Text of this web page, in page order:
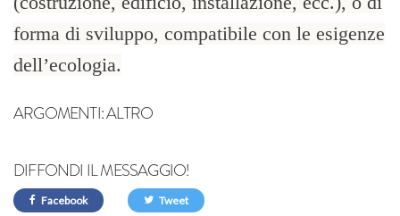
forma di sviluppo, compatibile con le esigenze
dell’ecologia.
ARGOMENTI:ALTRO
DIFFONDI IL MESSAGGIO!
Facebook Tweet